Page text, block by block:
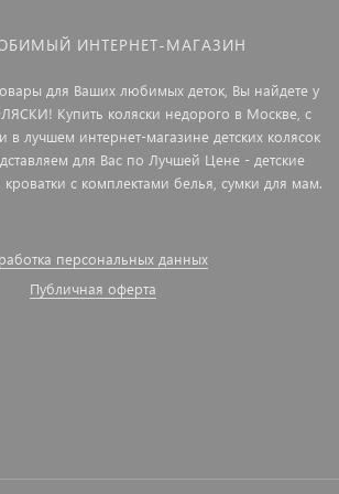
ИНТЕРНЕТ-МАГАЗИН
для Ваших любимых деток, Вы найдете у
Купить коляски недорого в Москве, с
в лучшем интернет-магазине детских колясок
для Вас по Лучшей Цене - детские
кроватки с комплектами белья, сумки для мам.
персональных данных
Публичная оферта